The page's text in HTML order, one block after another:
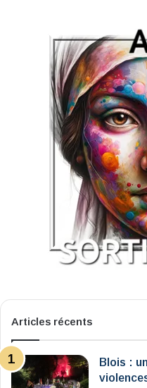
Articles récents
Blois :